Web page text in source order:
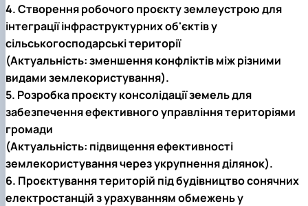
4. Створення робочого проєкту землеустрою для
інтеграції інфраструктурних об'єктів у
сільськогосподарські території
(Актуальність: зменшення конфліктів між різними
видами землекористування).
5. Розробка проєкту консолідації земель для
забезпечення ефективного управління територіями
громади
(Актуальність: підвищення ефективності
землекористування через укрупнення ділянок).
6. Проєктування територій під будівництво сонячних
електростанцій з урахуванням обмежень у